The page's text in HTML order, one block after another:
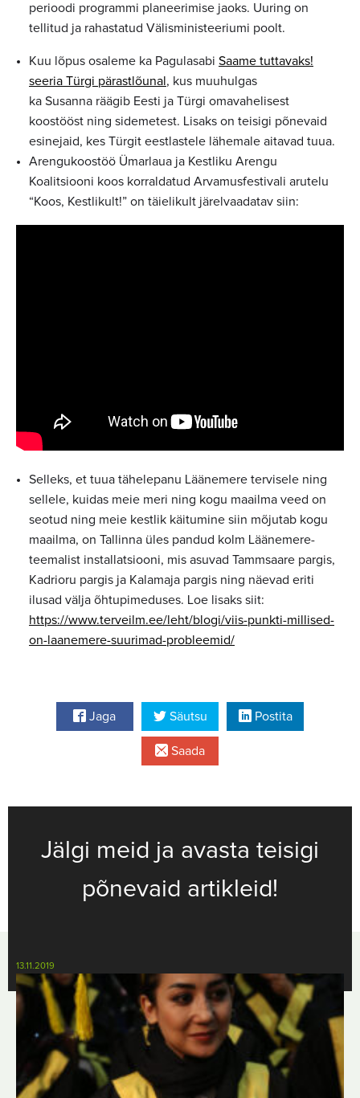
perioodi programmi planeerimise jaoks. Uuring on
tellitud ja rahastatud Välisministeeriumi poolt.
Kuu lõpus osaleme ka Pagulasabi Saame tuttavaks!
seeria Türgi pärastlõunal, kus muuhulgas
ka Susanna räägib Eesti ja Türgi omavahelisest
koostööst ning sidemetest. Lisaks on teisigi põnevaid
esinejaid, kes Türgit eestlastele lähemale aitavad tuua.
Arengukoostöö Ümarlaua ja Kestliku Arengu
Koalitsiooni koos korraldatud Arvamusfestivali arutelu
“Koos, Kestlikult!” on täielikult järelvaadatav siin:
Selleks, et tuua tähelepanu Läänemere tervisele ning
sellele, kuidas meie meri ning kogu maailma veed on
seotud ning meie kestlik käitumine siin mõjutab kogu
maailma, on Tallinna üles pandud kolm Läänemere-
teemalist installatsiooni, mis asuvad Tammsaare pargis,
Kadrioru pargis ja Kalamaja pargis ning näevad eriti
ilusad välja õhtupimeduses. Loe lisaks siit:
https://www.terveilm.ee/leht/blogi/viis-punkti-millised-
on-laanemere-suurimad-probleemid/
Jaga Säutsu Postita
Saada
Jälgi meid ja avasta teisigi
põnevaid artikleid!
13.11.2019